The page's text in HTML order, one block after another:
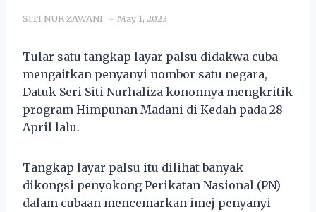
SITI NUR ZAWANI May 1, 2023
Tular satu tangkap layar palsu didakwa cuba
mengaitkan penyanyi nombor satu negara,
Datuk Seri Siti Nurhaliza kononnya mengkritik
program Himpunan Madani di Kedah pada 28
April lalu.
Tangkap layar palsu itu dilihat banyak
dikongsi penyokong Perikatan Nasional (PN)
dalam cubaan mencemarkan imej penyanyi